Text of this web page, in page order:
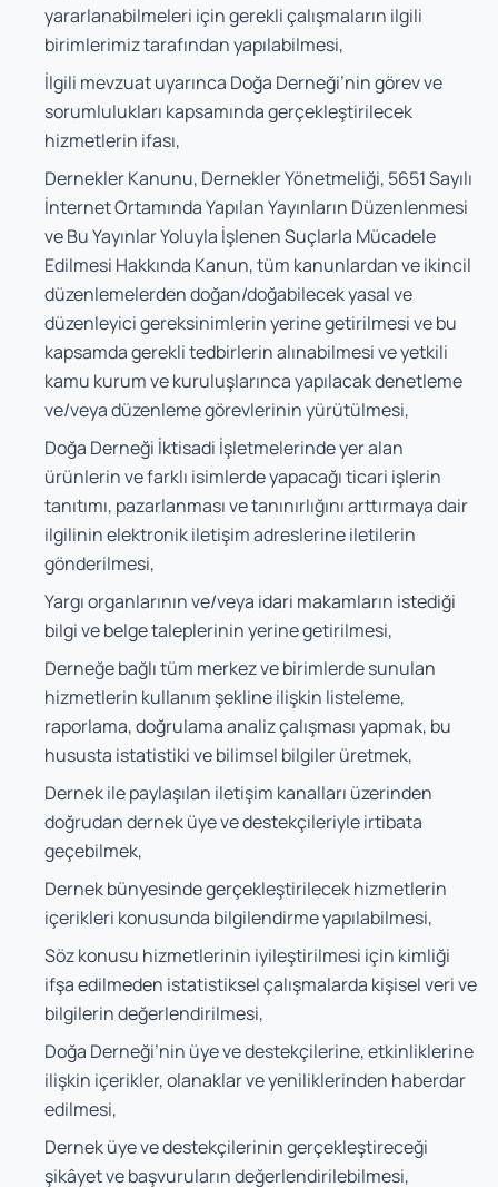
yararlanabilmeleri için gerekli çalışmaların ilgili
birimlerimiz tarafından yapılabilmesi,
İlgili mevzuat uyarınca Doğa Derneği’nin görev ve
sorumlulukları kapsamında gerçekleştirilecek
hizmetlerin ifası,
Dernekler Kanunu, Dernekler Yönetmeliği, 5651 Sayılı
İnternet Ortamında Yapılan Yayınların Düzenlenmesi
ve Bu Yayınlar Yoluyla İşlenen Suçlarla Mücadele
Edilmesi Hakkında Kanun, tüm kanunlardan ve ikincil
düzenlemelerden doğan/doğabilecek yasal ve
düzenleyici gereksinimlerin yerine getirilmesi ve bu
kapsamda gerekli tedbirlerin alınabilmesi ve yetkili
kamu kurum ve kuruluşlarınca yapılacak denetleme
ve/veya düzenleme görevlerinin yürütülmesi,
Doğa Derneği İktisadi İşletmelerinde yer alan
ürünlerin ve farklı isimlerde yapacağı ticari işlerin
tanıtımı, pazarlanması ve tanınırlığını arttırmaya dair
ilgilinin elektronik iletişim adreslerine iletilerin
gönderilmesi,
Yargı organlarının ve/veya idari makamların istediği
bilgi ve belge taleplerinin yerine getirilmesi,
Derneğe bağlı tüm merkez ve birimlerde sunulan
hizmetlerin kullanım şekline ilişkin listeleme,
raporlama, doğrulama analiz çalışması yapmak, bu
hususta istatistiki ve bilimsel bilgiler üretmek,
Dernek ile paylaşılan iletişim kanalları üzerinden
doğrudan dernek üye ve destekçileriyle irtibata
geçebilmek,
Dernek bünyesinde gerçekleştirilecek hizmetlerin
içerikleri konusunda bilgilendirme yapılabilmesi,
Söz konusu hizmetlerinin iyileştirilmesi için kimliği
ifşa edilmeden istatistiksel çalışmalarda kişisel veri ve
bilgilerin değerlendirilmesi,
Doğa Derneği’nin üye ve destekçilerine, etkinliklerine
ilişkin içerikler, olanaklar ve yeniliklerinden haberdar
edilmesi,
Dernek üye ve destekçilerinin gerçekleştireceği
şikâyet ve başvuruların değerlendirilebilmesi,